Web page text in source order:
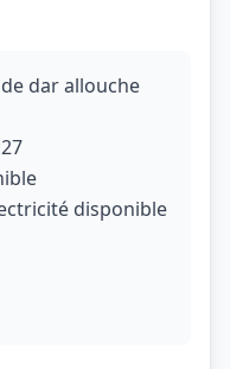
dar allouche
disponible